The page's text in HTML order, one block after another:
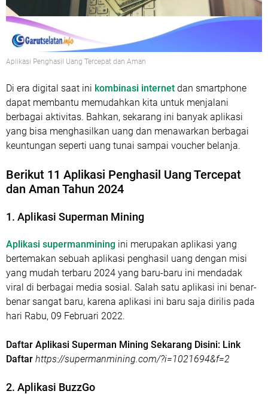
Aplikasi Penghasil Uang Tercepat dan Aman
Di era digital saat ini kombinasi internet dan smartphone
dapat membantu memudahkan kita untuk menjalani
berbagai aktivitas. Bahkan, sekarang ini banyak aplikasi
yang bisa menghasilkan uang dan menawarkan berbagai
keuntungan seperti uang tunai sampai voucher belanja.
Berikut 11 Aplikasi Penghasil Uang Tercepat
dan Aman Tahun 2024
1. Aplikasi Superman Mining
Aplikasi supermanmining ini merupakan aplikasi yang
bertemakan sebuah aplikasi penghasil uang dengan misi
yang mudah terbaru 2024 yang baru-baru ini mendadak
viral di berbagai media sosial. Salah satu aplikasi ini benar-
benar sangat baru, karena aplikasi ini baru saja dirilis pada
hari Rabu, 09 Februari 2022.
Daftar Aplikasi Superman Mining Sekarang Disini: Link
Daftar https://supermanmining.com/?i=1021694&f=2
2. Aplikasi BuzzGo